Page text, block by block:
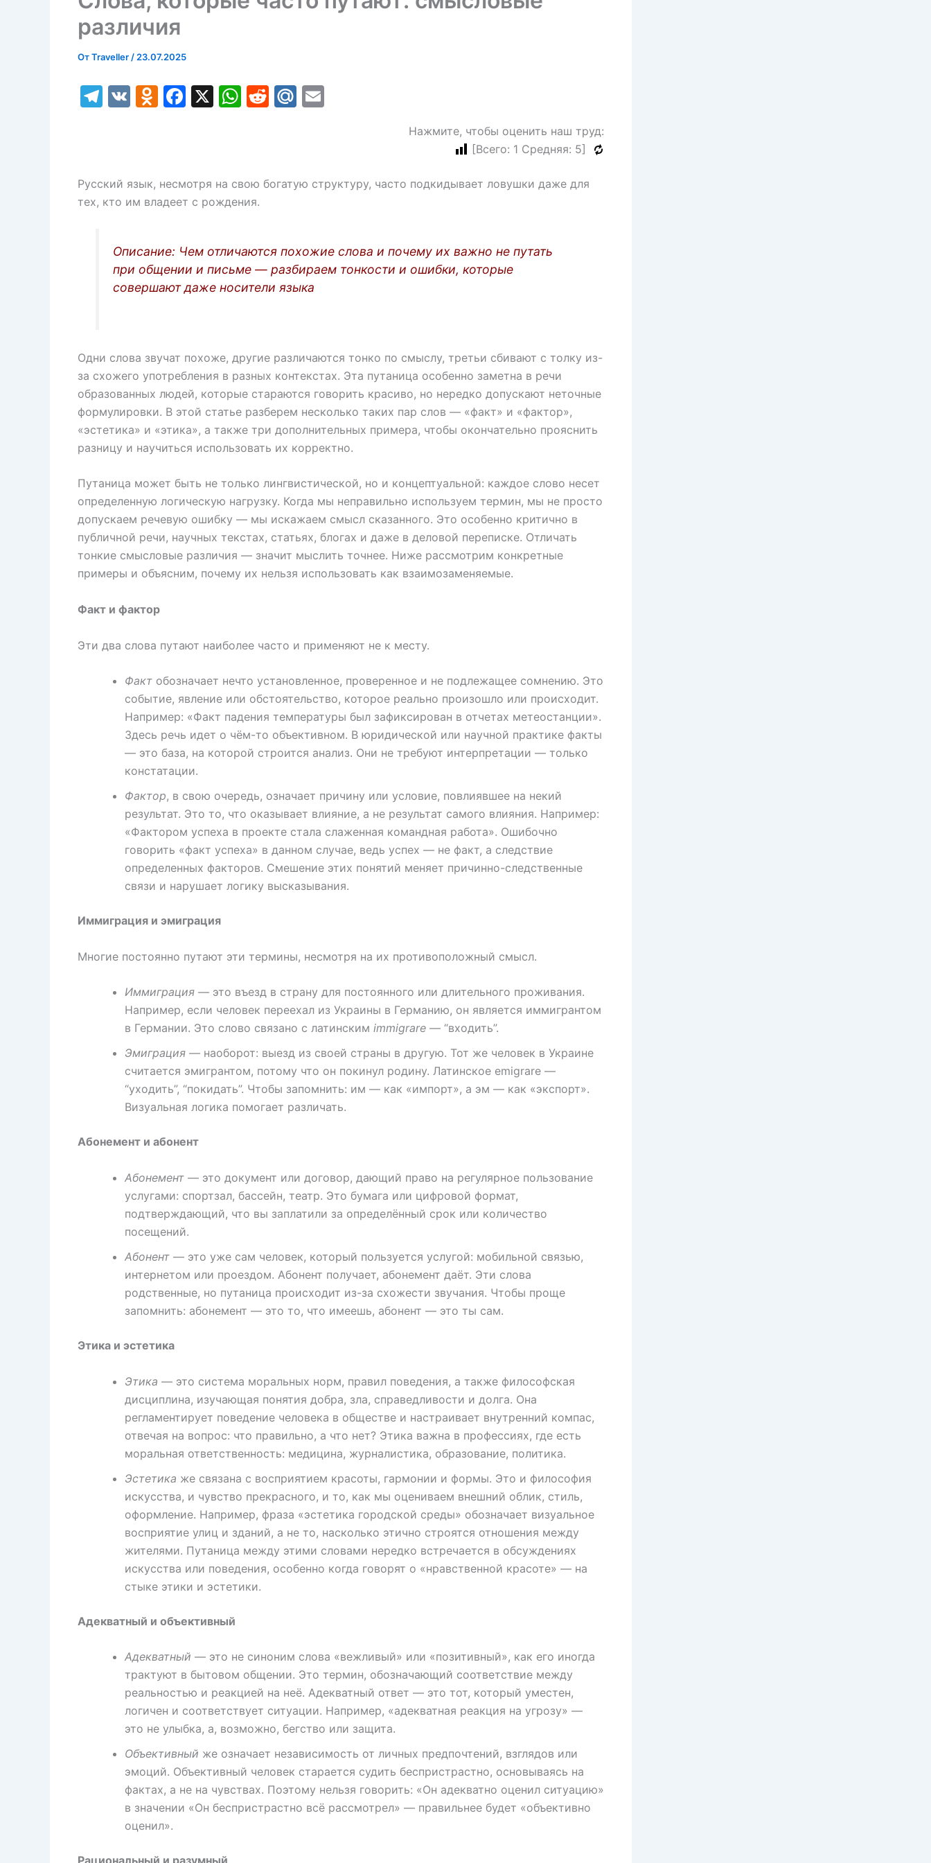
различия
ОтTraveller / 23.07.2025
T
a
m
V
O
kl
a
s
ni
ki
F
b
o
k
X
W
A
p
R
t
M
u
Нажмите, чтобы оценить наш труд:
[Всего: 1 Средняя: 5]
Русский язык, несмотря на свою богатую структуру, часто подкидывает ловушки даже для
тех, кто им владеет с рождения.
Описание: Чем отличаются похожие слова и почему их важно не путать
при общении и письме — разбираем тонкости и ошибки, которые
совершают даже носители языка
Одни слова звучат похоже, другие различаются тонко по смыслу, третьи сбивают с толку из-
за схожего употребления в разных контекстах. Эта путаница особенно заметна в речи
образованных людей, которые стараются говорить красиво, но нередко допускают неточные
формулировки. В этой статье разберем несколько таких пар слов — «факт» и «фактор»,
«эстетика» и «этика», а также три дополнительных примера, чтобы окончательно прояснить
разницу и научиться использовать их корректно.
Путаница может быть не только лингвистической, но и концептуальной: каждое слово несет
определенную логическую нагрузку. Когда мы неправильно используем термин, мы не просто
допускаем речевую ошибку — мы искажаем смысл сказанного. Это особенно критично в
публичной речи, научных текстах, статьях, блогах и даже в деловой переписке. Отличать
тонкие смысловые различия — значит мыслить точнее. Ниже рассмотрим конкретные
примеры и объясним, почему их нельзя использовать как взаимозаменяемые.
Факт и фактор
Эти два слова путают наиболее часто и применяют не к месту.
Факт обозначает нечто установленное, проверенное и не подлежащее сомнению. Это
событие, явление или обстоятельство, которое реально произошло или происходит.
Например: «Факт падения температуры был зафиксирован в отчетах метеостанции».
Здесь речь идет о чём-то объективном. В юридической или научной практике факты
— это база, на которой строится анализ. Они не требуют интерпретации — только
констатации.
Фактор, в свою очередь, означает причину или условие, повлиявшее на некий
результат. Это то, что оказывает влияние, а не результат самого влияния. Например:
«Фактором успеха в проекте стала слаженная командная работа». Ошибочно
говорить «факт успеха» в данном случае, ведь успех — не факт, а следствие
определенных факторов. Смешение этих понятий меняет причинно-следственные
связи и нарушает логику высказывания.
Иммиграция и эмиграция
Многие постоянно путают эти термины, несмотря на их противоположный смысл.
Иммиграция — это въезд в страну для постоянного или длительного проживания.
Например, если человек переехал из Украины в Германию, он является иммигрантом
в Германии. Это слово связано с латинским immigrare — “входить”.
Эмиграция — наоборот: выезд из своей страны в другую. Тот же человек в Украине
считается эмигрантом, потому что он покинул родину. Латинское emigrare —
“уходить”, “покидать”. Чтобы запомнить: им — как «импорт», а эм — как «экспорт».
Визуальная логика помогает различать.
Абонемент и абонент
Абонемент — это документ или договор, дающий право на регулярное пользование
услугами: спортзал, бассейн, театр. Это бумага или цифровой формат,
подтверждающий, что вы заплатили за определённый срок или количество
посещений.
Абонент — это уже сам человек, который пользуется услугой: мобильной связью,
интернетом или проездом. Абонент получает, абонемент даёт. Эти слова
родственные, но путаница происходит из-за схожести звучания. Чтобы проще
запомнить: абонемент — это то, что имеешь, абонент — это ты сам.
Этика и эстетика
Этика — это система моральных норм, правил поведения, а также философская
дисциплина, изучающая понятия добра, зла, справедливости и долга. Она
регламентирует поведение человека в обществе и настраивает внутренний компас,
отвечая на вопрос: что правильно, а что нет? Этика важна в профессиях, где есть
моральная ответственность: медицина, журналистика, образование, политика.
Эстетика же связана с восприятием красоты, гармонии и формы. Это и философия
искусства, и чувство прекрасного, и то, как мы оцениваем внешний облик, стиль,
оформление. Например, фраза «эстетика городской среды» обозначает визуальное
восприятие улиц и зданий, а не то, насколько этично строятся отношения между
жителями. Путаница между этими словами нередко встречается в обсуждениях
искусства или поведения, особенно когда говорят о «нравственной красоте» — на
стыке этики и эстетики.
Адекватный и объективный
Адекватный — это не синоним слова «вежливый» или «позитивный», как его иногда
трактуют в бытовом общении. Это термин, обозначающий соответствие между
реальностью и реакцией на неё. Адекватный ответ — это тот, который уместен,
логичен и соответствует ситуации. Например, «адекватная реакция на угрозу» —
это не улыбка, а, возможно, бегство или защита.
Объективный же означает независимость от личных предпочтений, взглядов или
эмоций. Объективный человек старается судить беспристрастно, основываясь на
фактах, а не на чувствах. Поэтому нельзя говорить: «Он адекватно оценил ситуацию»
в значении «Он беспристрастно всё рассмотрел» — правильнее будет «объективно
оценил».